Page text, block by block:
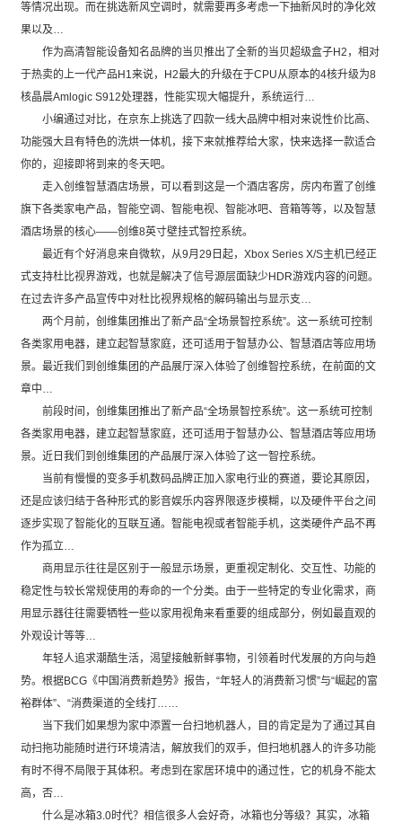
等情况出现。而在挑选新风空调时，就需要再多考虑一下抽新风时的净化效
果以及…
作为高清智能设备知名品牌的当贝推出了全新的当贝超级盒子H2，相对
于热卖的上一代产品H1来说，H2最大的升级在于CPU从原本的4核升级为8
核晶晨Amlogic S912处理器，性能实现大幅提升，系统运行…
小编通过对比，在京东上挑选了四款一线大品牌中相对来说性价比高、
功能强大且有特色的洗烘一体机，接下来就推荐给大家，快来选择一款适合
你的，迎接即将到来的冬天吧。
走入创维智慧酒店场景，可以看到这是一个酒店客房，房内布置了创维
旗下各类家电产品，智能空调、智能电视、智能冰吧、音箱等等，以及智慧
酒店场景的核心——创维8英寸壁挂式智控系统。
最近有个好消息来自微软，从9月29日起，Xbox Series X/S主机已经正
式支持杜比视界游戏，也就是解决了信号源层面缺少HDR游戏内容的问题。
在过去许多产品宣传中对杜比视界规格的解码输出与显示支…
两个月前，创维集团推出了新产品“全场景智控系统”。这一系统可控制
各类家用电器，建立起智慧家庭，还可适用于智慧办公、智慧酒店等应用场
景。最近我们到创维集团的产品展厅深入体验了创维智控系统，在前面的文
章中…
前段时间，创维集团推出了新产品“全场景智控系统”。这一系统可控制
各类家用电器，建立起智慧家庭，还可适用于智慧办公、智慧酒店等应用场
景。近日我们到创维集团的产品展厅深入体验了这一智控系统。
当前有慢慢的变多手机数码品牌正加入家电行业的赛道，要论其原因，
还是应该归结于各种形式的影音娱乐内容界限逐步模糊，以及硬件平台之间
逐步实现了智能化的互联互通。智能电视或者智能手机，这类硬件产品不再
作为孤立…
商用显示往往是区别于一般显示场景，更重视定制化、交互性、功能的
稳定性与较长常规使用的寿命的一个分类。由于一些特定的专业化需求，商
用显示器往往需要牺牲一些以家用视角来看重要的组成部分，例如最直观的
外观设计等等…
年轻人追求潮酷生活，渴望接触新鲜事物，引领着时代发展的方向与趋
势。根据BCG《中国消费新趋势》报告，“年轻人的消费新习惯”与“崛起的富
裕群体”、“消费渠道的全线打……
当下我们如果想为家中添置一台扫地机器人，目的肯定是为了通过其自
动扫拖功能随时进行环境清洁，解放我们的双手，但扫地机器人的许多功能
有时不得不局限于其体积。考虑到在家居环境中的通过性，它的机身不能太
高，否…
什么是冰箱3.0时代？相信很多人会好奇，冰箱也分等级？其实，冰箱